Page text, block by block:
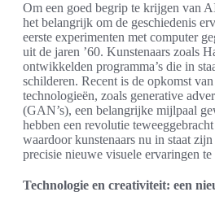
Om een goed begrip te krijgen van
het belangrijk om de geschiedenis
eerste experimenten met computer
uit de jaren ’60. Kunstenaars zoals
ontwikkelden programma’s die in
schilderen. Recent is de opkomst
technologieën, zoals generative
(GAN’s), een belangrijke mijlpaal
hebben een revolutie
waardoor kunstenaars nu in staat
precisie nieuwe visuele ervaringen te
Technologie en creativiteit: een